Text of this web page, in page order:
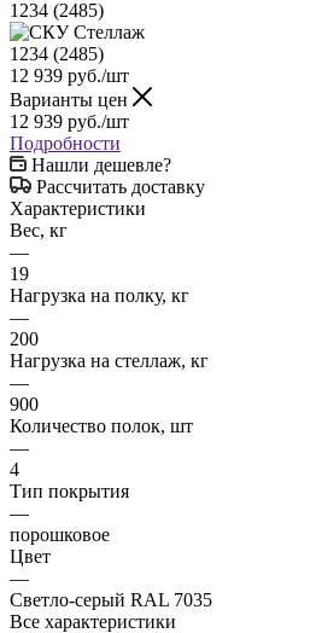
12 939 руб./шт
Варианты цен
12 939 руб./шт
Подробности
Нашли дешевле?
Рассчитать доставку
Характеристики
Вес, кг
—
19
Нагрузка на полку, кг
—
200
Нагрузка на стеллаж, кг
—
900
Количество полок, шт
—
4
Тип покрытия
—
порошковое
Цвет
—
Светло-серый RAL 7035
Все характеристики